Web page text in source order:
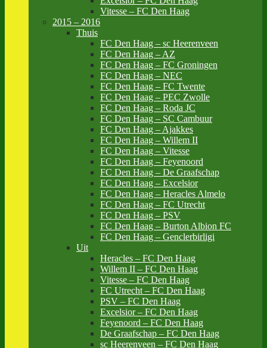
Vitesse – FC Den Haag
2015 – 2016
Thuis
FC Den Haag – sc Heerenveen
FC Den Haag – AZ
FC Den Haag – FC Groningen
FC Den Haag – NEC
FC Den Haag – FC Twente
FC Den Haag – PEC Zwolle
FC Den Haag – Roda JC
FC Den Haag – SC Cambuur
FC Den Haag – Ajakkes
FC Den Haag – Willem II
FC Den Haag – Vitesse
FC Den Haag – Feyenoord
FC Den Haag – De Graafschap
FC Den Haag – Excelsior
FC Den Haag – Heracles Almelo
FC Den Haag – FC Utrecht
FC Den Haag – PSV
FC Den Haag – Burton Albion FC
FC Den Haag – Genclerbirligi
Uit
Heracles – FC Den Haag
Willem II – FC Den Haag
Vitesse – FC Den Haag
FC Utrecht – FC Den Haag
PSV – FC Den Haag
Excelsior – FC Den Haag
Feyenoord – FC Den Haag
De Graafschap – FC Den Haag
sc Heerenveen – FC Den Haag